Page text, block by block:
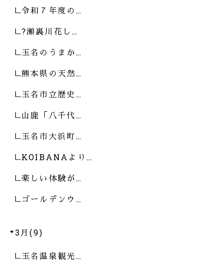
令和７年度の…
?瀬裏川花し…
玉名のうまか…
熊本県の天然…
玉名市立歴史…
山鹿「八千代…
玉名市大浜町…
KOIBANAより…
楽しい体験が…
ゴールデンウ…
3月(9)
玉名温泉観光…